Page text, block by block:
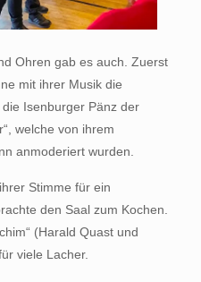
Ohren gab es auch. Zuerst
mit ihrer Musik die
Isenburger Pänz der
welche von ihrem
anmoderiert wurden.
Stimme für ein
den Saal zum Kochen.
(Harald Quast und
viele Lacher.